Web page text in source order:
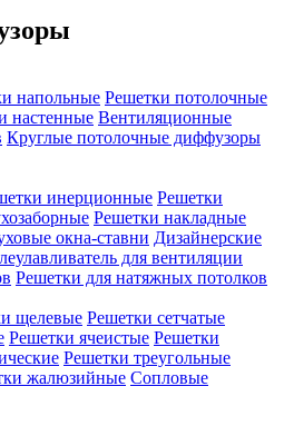
напольные Решетки потолочные
настенные Вентиляционные
Круглые потолочные диффузоры
инерционные Решетки
Решетки накладные
окна-ставни Дизайнерские
для вентиляции
Решетки для натяжных потолков
щелевые Решетки сетчатые
Решетки ячеистые Решетки
Решетки треугольные
жалюзийные Сопловые